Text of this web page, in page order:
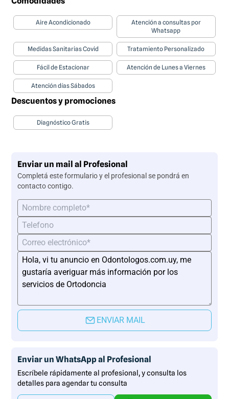
Aire Acondicionado
Atención a consultas por
Whatsapp
Medidas Sanitarias Covid Tratamiento Personalizado
Fácil de Estacionar Atención de Lunes a Viernes
Atención días Sábados
Descuentos y promociones
Diagnóstico Gratis
Enviar un mail al Profesional
Completá este formulario y el profesional se pondrá en
contacto contigo.
ENVIAR MAIL
Enviar un WhatsApp al Profesional
Escríbele rápidamente al profesional, y consulta los
detalles para agendar tu consulta